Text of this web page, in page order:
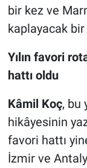
bir kez ve
kaplayacak
Yılın favori
hattı oldu
Kâmil Koç, bu
hikâyesinin
favori hattı
İzmir ve